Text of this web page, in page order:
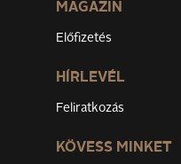
MAGAZIN
Előfizetés
HÍRLEVÉL
Feliratkozás
KÖVESS MINKET